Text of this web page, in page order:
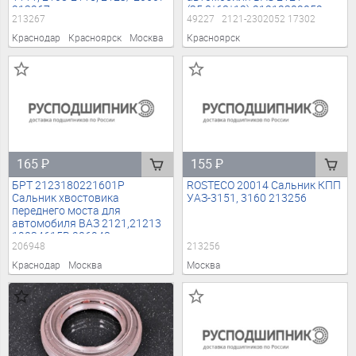
213267
213267
Краснодар
Красноярск Москва
(35,8*68*12) 21212302052
49227
49227
2121-2302052 17302
Красноярск
165₽
БРТ 2123180221601Р
Сальник хвостовика
переднего моста для
автомобиля ВАЗ 2121,21213
19034615B 206948
206948
Краснодар
Москва
155₽
ROSTECO 20014 Сальник КПП
УАЗ-3151, 3160 213256
213256
Москва